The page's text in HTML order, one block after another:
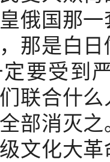
俄国那
那是白
要受到
联合什
部消灭
文化大